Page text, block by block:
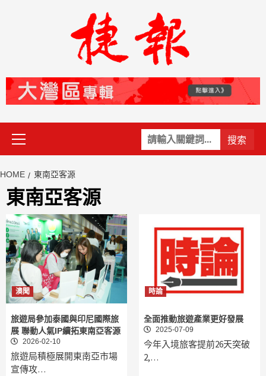
關
鍵
Primary
Menu
HOME 東南亞客源
東南亞客源
澳聞
旅遊局參加泰國與印尼國際旅
展 聯動人氣IP續拓東南亞客源
2026-02-10
旅遊局積極展開東南亞市場
宣傳攻…
時論
全面推動旅遊產業更好發展
2025-07-09
今年入境旅客提前26天突破
2,…